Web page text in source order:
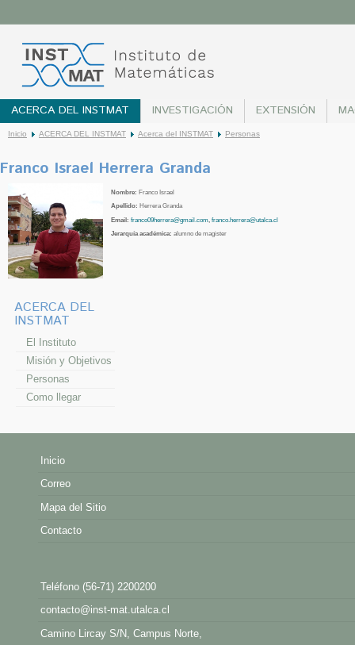
ACERCA DEL INSTMAT INVESTIGACIÓN EXTENSIÓN
Inicio ACERCA DEL INSTMAT Acerca del INSTMAT Personas
Franco Israel Herrera Granda
Nombre: Franco Israel
Apellido: Herrera Granda
Email:franco09herrera@gmail.com,franco.herrera@utalca.cl
Jerarquía académica: alumno de magister
ACERCA DEL
INSTMAT
El Instituto
Misión y Objetivos
Personas
Como llegar
Inicio
Correo
Mapa del Sitio
Contacto
Teléfono (56-71) 2200200
contacto@inst-mat.utalca.cl
Camino Lircay S/N, Campus Norte,